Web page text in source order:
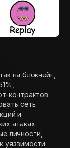
на блокчейн,
контрактов.
сеть
и
атаках
личности,
уязвимости